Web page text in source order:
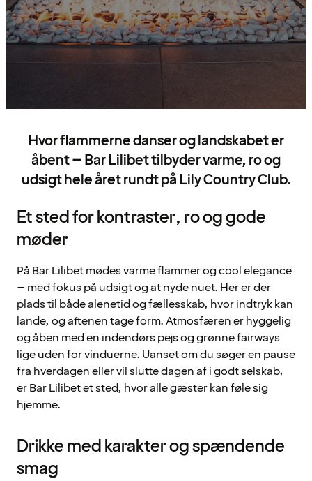
Hvor flammerne danser og landskabet er
åbent – Bar Lilibet tilbyder varme, ro og
udsigt hele året rundt på Lily Country Club.
Et sted for kontraster, ro og gode
møder
På Bar Lilibet mødes varme flammer og cool elegance
– med fokus på udsigt og at nyde nuet. Her er der
plads til både alenetid og fællesskab, hvor indtryk kan
lande, og aftenen tage form. Atmosfæren er hyggelig
og åben med en indendørs pejs og grønne fairways
lige uden for vinduerne. Uanset om du søger en pause
fra hverdagen eller vil slutte dagen af i godt selskab,
er Bar Lilibet et sted, hvor alle gæster kan føle sig
hjemme.
Drikke med karakter og spændende
smag